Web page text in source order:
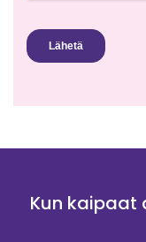
Kun kaipaat